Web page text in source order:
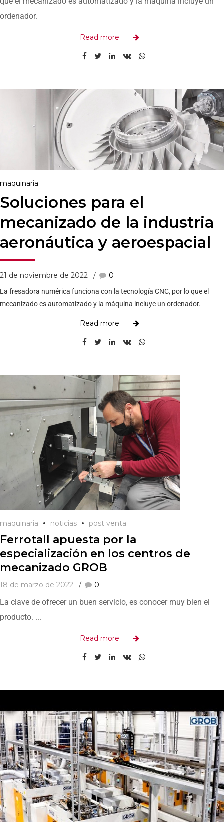
ordenador.
Read more
maquinaria
Soluciones para el
mecanizado de la industria
aeronáutica y aeroespacial
21 de noviembre de 2022 0
La fresadora numérica funciona con la tecnología CNC, por lo que el
mecanizado es automatizado y la máquina incluye un ordenador.
Read more
maquinaria noticias post venta
Ferrotall apuesta por la
especialización en los centros de
mecanizado GROB
18 de marzo de 2022 0
La clave de ofrecer un buen servicio, es conocer muy bien el
producto. ...
Read more